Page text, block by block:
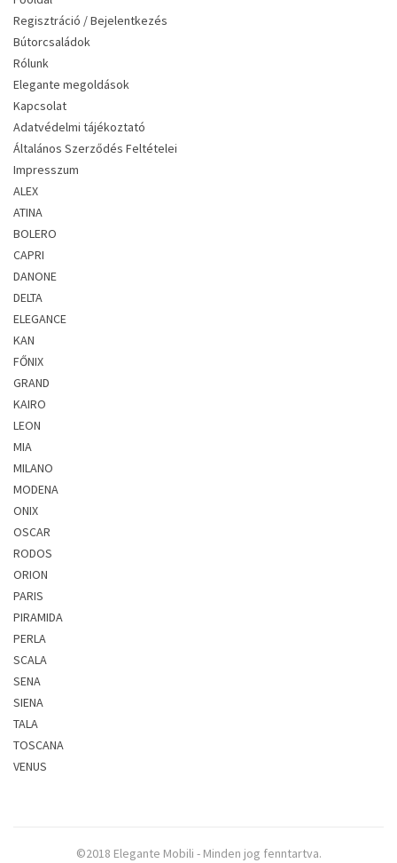
Regisztráció / Bejelentkezés
Bútorcsaládok
Rólunk
Elegante megoldások
Kapcsolat
Adatvédelmi tájékoztató
Általános Szerződés Feltételei
Impresszum
ALEX
ATINA
BOLERO
CAPRI
DANONE
DELTA
ELEGANCE
KAN
FŐNIX
GRAND
KAIRO
LEON
MIA
MILANO
MODENA
ONIX
OSCAR
RODOS
ORION
PARIS
PIRAMIDA
PERLA
SCALA
SENA
SIENA
TALA
TOSCANA
VENUS
©2018 Elegante Mobili - Minden jog fenntartva.